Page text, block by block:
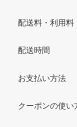
配送料・利用料
配送時間
お支払い方法
クーポンの使い